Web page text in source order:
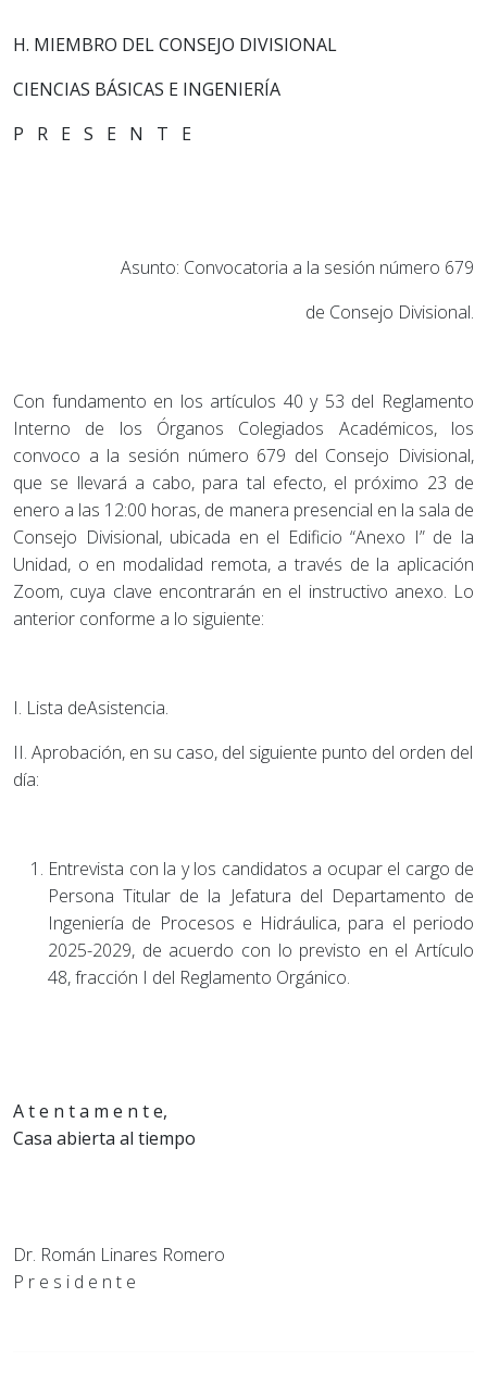
H. MIEMBRO DEL CONSEJO DIVISIONAL
CIENCIAS BÁSICAS E INGENIERÍA
P R E S E N T E
Asunto: Convocatoria a la sesión número 679
de Consejo Divisional.
Con fundamento en los artículos 40 y 53 del Reglamento
Interno de los Órganos Colegiados Académicos, los
convoco a la sesión número 679 del Consejo Divisional,
que se llevará a cabo, para tal efecto, el próximo 23 de
enero a las 12:00 horas, de manera presencial en la sala de
Consejo Divisional, ubicada en el Edificio “Anexo I” de la
Unidad, o en modalidad remota, a través de la aplicación
Zoom, cuya clave encontrarán en el instructivo anexo. Lo
anterior conforme a lo siguiente:
I. Lista deAsistencia.
II. Aprobación, en su caso, del siguiente punto del orden del
día:
Entrevista con la y los candidatos a ocupar el cargo de
Persona Titular de la Jefatura del Departamento de
Ingeniería de Procesos e Hidráulica, para el periodo
2025-2029, de acuerdo con lo previsto en el Artículo
48, fracción I del Reglamento Orgánico.
A t e n t a m e n t e,
Casa abierta al tiempo
Dr. Román Linares Romero
P r e s i d e n t e